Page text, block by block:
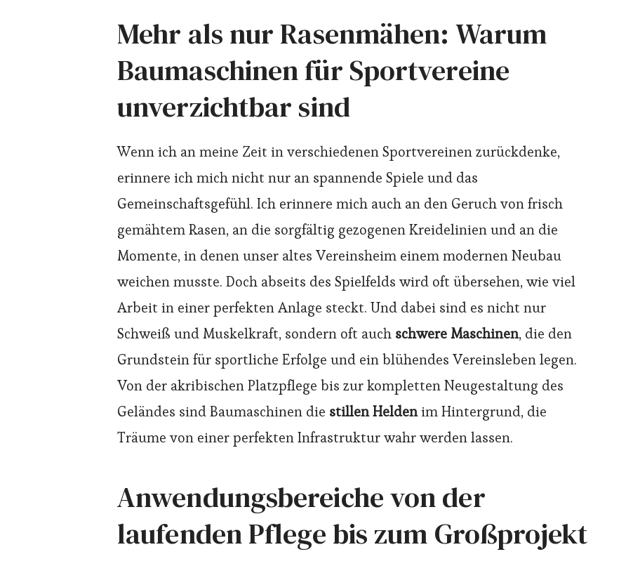
Mehr als nur Rasenmähen: Warum
Baumaschinen für Sportvereine
unverzichtbar sind
Wenn ich an meine Zeit in verschiedenen Sportvereinen zurückdenke,
erinnere ich mich nicht nur an spannende Spiele und das
Gemeinschaftsgefühl. Ich erinnere mich auch an den Geruch von frisch
gemähtem Rasen, an die sorgfältig gezogenen Kreidelinien und an die
Momente, in denen unser altes Vereinsheim einem modernen Neubau
weichen musste. Doch abseits des Spielfelds wird oft übersehen, wie viel
Arbeit in einer perfekten Anlage steckt. Und dabei sind es nicht nur
Schweiß und Muskelkraft, sondern oft auch schwere Maschinen, die den
Grundstein für sportliche Erfolge und ein blühendes Vereinsleben legen.
Von der akribischen Platzpflege bis zur kompletten Neugestaltung des
Geländes sind Baumaschinen die stillen Heldenim Hintergrund, die
Träume von einer perfekten Infrastruktur wahr werden lassen.
Anwendungsbereiche von der
laufenden Pflege bis zum Großprojekt